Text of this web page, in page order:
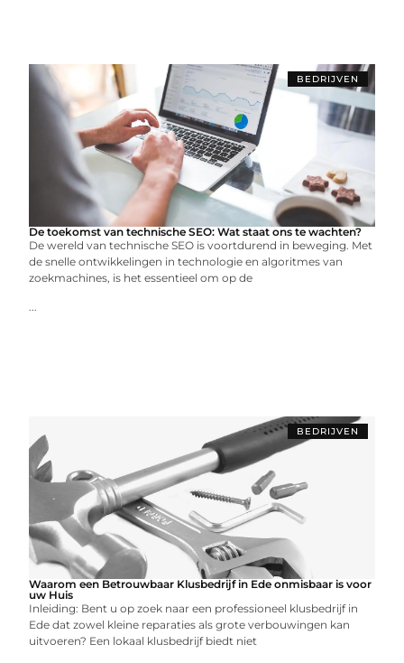
BEDRIJVEN
De toekomst van technische SEO: Wat staat ons te wachten?
De wereld van technische SEO is voortdurend in beweging. Met
de snelle ontwikkelingen in technologie en algoritmes van
zoekmachines, is het essentieel om op de
...
BEDRIJVEN
Waarom een Betrouwbaar Klusbedrijf in Ede onmisbaar is voor
uw Huis
Inleiding: Bent u op zoek naar een professioneel klusbedrijf in
Ede dat zowel kleine reparaties als grote verbouwingen kan
uitvoeren? Een lokaal klusbedrijf biedt niet